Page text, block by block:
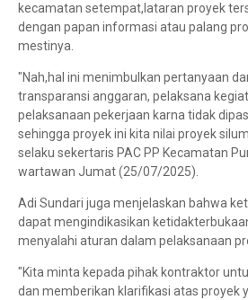
kecamatan setempat,lataran proyek
dengan papan informasi atau palang
mestinya.
"Nah,hal ini menimbulkan pertanyaan
transparansi anggaran, pelaksana
pelaksanaan pekerjaan karna tidak
sehingga proyek ini kita nilai proyek
selaku sekertaris PAC PP Kecamatan
wartawan Jumat (25/07/2025).
Adi Sundari juga menjelaskan bahwa
dapat mengindikasikan
menyalahi aturan dalam pelaksanaan
"Kita minta kepada pihak kontraktor
dan memberikan klarifikasi atas proyek